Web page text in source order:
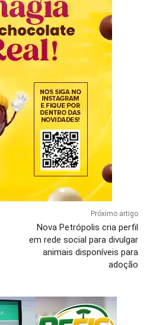
Próximo artigo
Nova Petrópolis cria perfil
em rede social para divulgar
animais disponíveis para
adoção